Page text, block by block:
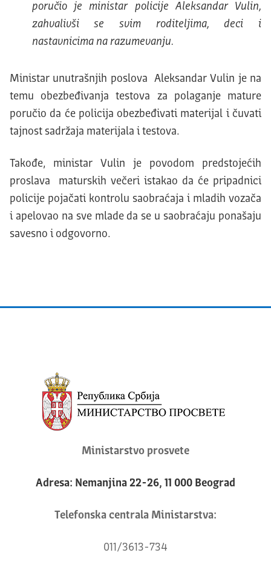
poručio je ministar policije Aleksandar Vulin,
zahvalivši se svim roditeljima, deci i
nastavnicima na razumevanju.
Ministar unutrašnjih poslova Aleksandar Vulin je na
temu obezbeđivanja testova za polaganje mature
poručio da će policija obezbeđivati materijal i čuvati
tajnost sadržaja materijala i testova.
Takođe, ministar Vulin je povodom predstojećih
proslava maturskih večeri istakao da će pripadnici
policije pojačati kontrolu saobraćaja i mladih vozača
i apelovao na sve mlade da se u saobraćaju ponašaju
savesno i odgovorno.
Ministarstvo prosvete
Adresa: Nemanjina 22-26, 11 000 Beograd
Telefonska centrala Ministarstva:
011/3613-734